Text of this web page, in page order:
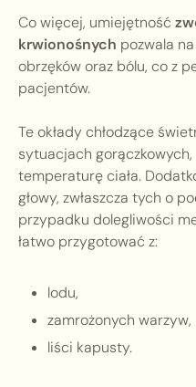
Co więcej, umiejętność
krwionośnych pozwala
obrzęków oraz bólu, co z
pacjentów.
Te okłady chłodzące
sytuacjach
temperaturę ciała.
głowy, zwłaszcza tych o
przypadku dolegliwości
łatwo przygotować z:
lodu,
zamrożonych warzyw,
liści kapusty.